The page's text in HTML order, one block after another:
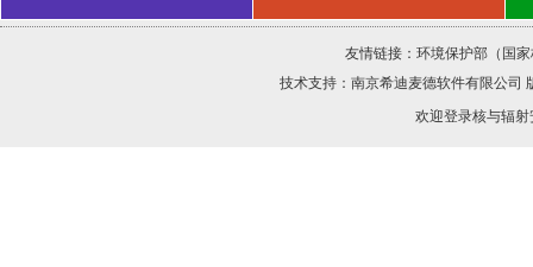
友情链接： 环境保护部（国
技术支持：南京希迪麦德软件有限公司
欢迎登录核与辐